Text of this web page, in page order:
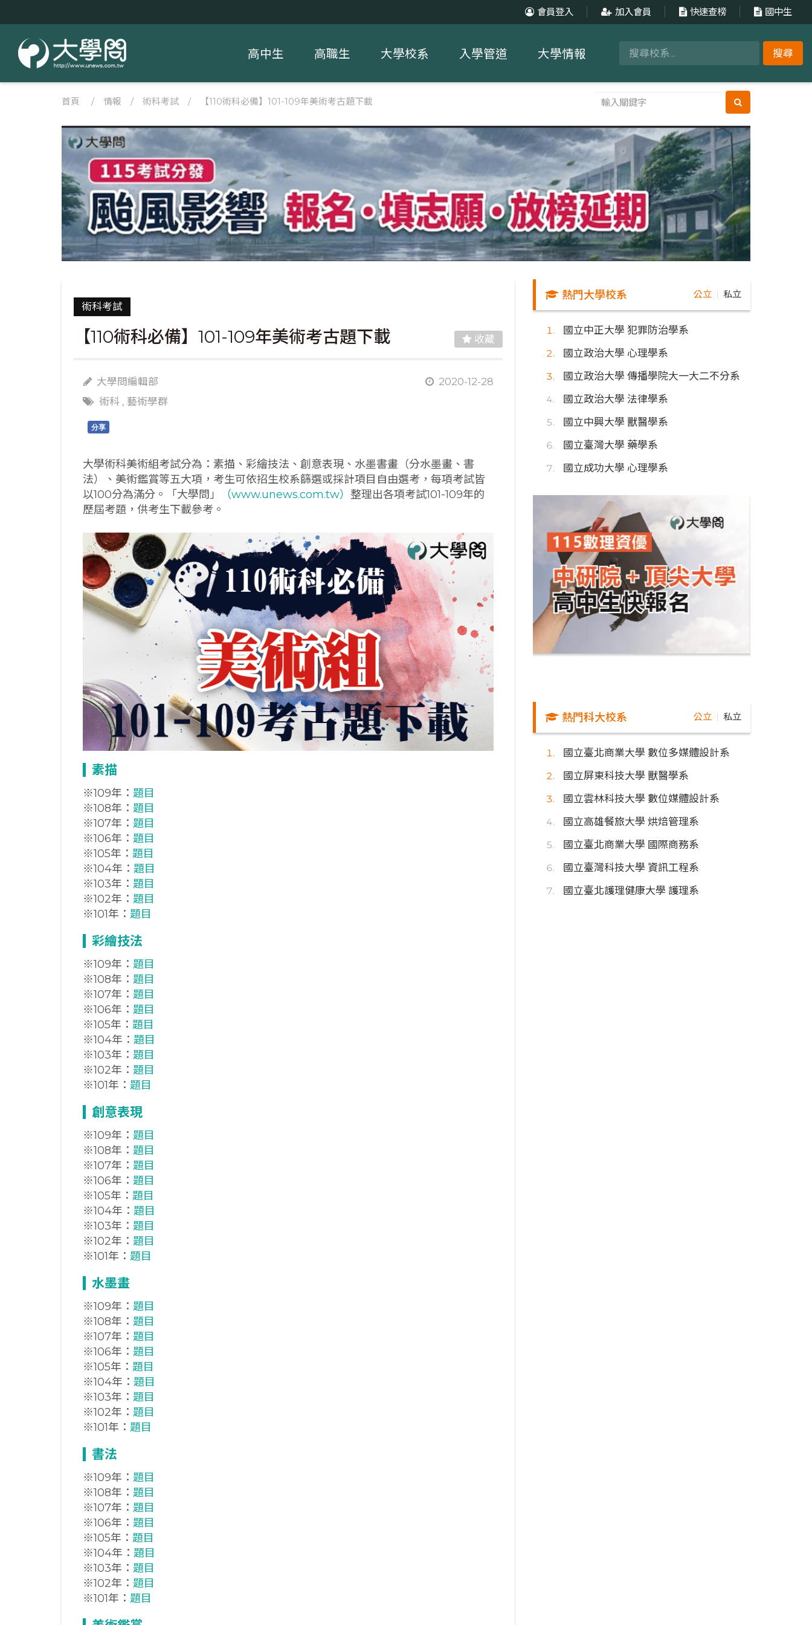
會員登入 加入會員 快速查榜 國中生
搜尋
高中生 高職生 大學校系 入學管道 大學情報
首頁 / 情報 / 術科考試 / 【110術科必備】101-109年美術考古題下載
術科考試
【110術科必備】101-109年美術考古題下載 收藏
大學問編輯部
2020-12-28
術科 , 藝術學群
分享
大學術科美術組考試分為：素描、彩繪技法、創意表現、水墨書畫（分水墨畫、書
法）、美術鑑賞等五大項，考生可依招生校系篩選或採計項目自由選考，每項考試皆
以100分為滿分。「大學問」
（www.unews.com.tw） 整理出各項考試101-109年的
歷屆考題，供考生下載參考。
素描
※109年： 題目
※108年： 題目
※107年： 題目
※106年： 題目
※105年： 題目
※104年： 題目
※103年： 題目
※102年： 題目
※101年： 題目
彩繪技法
※109年： 題目
※108年： 題目
※107年： 題目
※106年： 題目
※105年： 題目
※104年： 題目
※103年： 題目
※102年： 題目
※101年： 題目
創意表現
※109年： 題目
※108年： 題目
※107年： 題目
※106年： 題目
※105年： 題目
※104年： 題目
※103年： 題目
※102年： 題目
※101年： 題目
水墨畫
※109年： 題目
※108年： 題目
※107年： 題目
※106年： 題目
※105年： 題目
※104年： 題目
※103年： 題目
※102年： 題目
※101年： 題目
書法
※109年： 題目
※108年： 題目
※107年： 題目
※106年： 題目
※105年： 題目
※104年： 題目
※103年： 題目
※102年： 題目
※101年： 題目
熱門大學校系 公立 私立
國立中正大學 犯罪防治學系
國立政治大學 心理學系
國立政治大學 傳播學院大一大二不分系
國立政治大學 法律學系
國立中興大學 獸醫學系
國立臺灣大學 藥學系
國立成功大學 心理學系
熱門科大校系 公立 私立
國立臺北商業大學 數位多媒體設計系
國立屏東科技大學 獸醫學系
國立雲林科技大學 數位媒體設計系
國立高雄餐旅大學 烘焙管理系
國立臺北商業大學 國際商務系
國立臺灣科技大學 資訊工程系
國立臺北護理健康大學 護理系